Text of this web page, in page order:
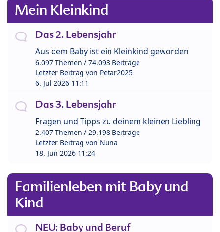
Mein Kleinkind
Das 2. Lebensjahr
Aus dem Baby ist ein Kleinkind geworden
6.097 Themen / 74.093 Beiträge
Letzter Beitrag von Petar2025
6. Jul 2026 11:11
Das 3. Lebensjahr
Fragen und Tipps zu deinem kleinen Liebling
2.407 Themen / 29.198 Beiträge
Letzter Beitrag von Nuna
18. Jun 2026 11:24
Familienleben mit Baby und
Kind
NEU: Baby und Beruf